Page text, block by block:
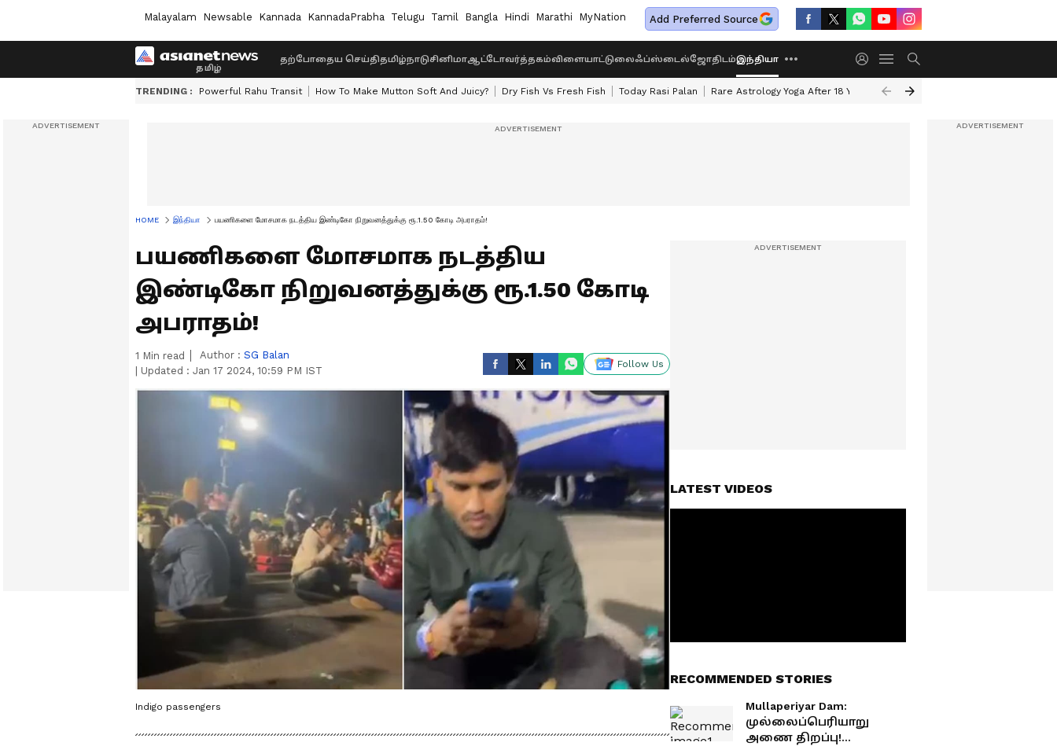
Malayalam Newsable Kannada KannadaPrabha Telugu Tamil Bangla Hindi Marathi MyNation Add Preferred Source
தற்போதைய செய்திதமிழ்நாடுசினிமாஆட்டோவர்த்தகம்விளையாட்டுலைஃப்ஸ்டைல்ஜோதிடம்இந்தியா
TRENDING : Powerful Rahu Transit How To Make Mutton Soft And Juicy? Dry Fish Vs Fresh Fish Today Rasi Palan Rare Astrology Yoga After 18 Years Dwi Pushkar Yoga 2026
HOME இந்தியா பயணிகளை மோசமாக நடத்திய இண்டிகோ நிறுவனத்துக்கு ரூ.1.50 கோடி அபராதம்!
பயணிகளை மோசமாக நடத்திய
இண்டிகோ நிறுவனத்துக்கு ரூ.1.50 கோடி
அபராதம்!
1 Min read Author : SG Balan
Updated : Jan 17 2024, 10:59 PM IST
Follow Us
Indigo passengers
LATEST VIDEOS
RECOMMENDED STORIES
Mullaperiyar Dam:
முல்லைப்பெரியாறு
அணை திறப்பு!